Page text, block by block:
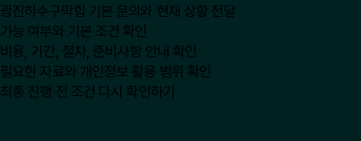
광진하수구막힘 기본 문의와 현재 상황 전달
가능 여부와 기본 조건 확인
비용, 기간, 절차, 준비사항 안내 확인
필요한 자료와 개인정보 활용 범위 확인
최종 진행 전 조건 다시 확인하기